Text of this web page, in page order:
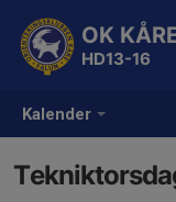
Kalender
OK
HD13-16